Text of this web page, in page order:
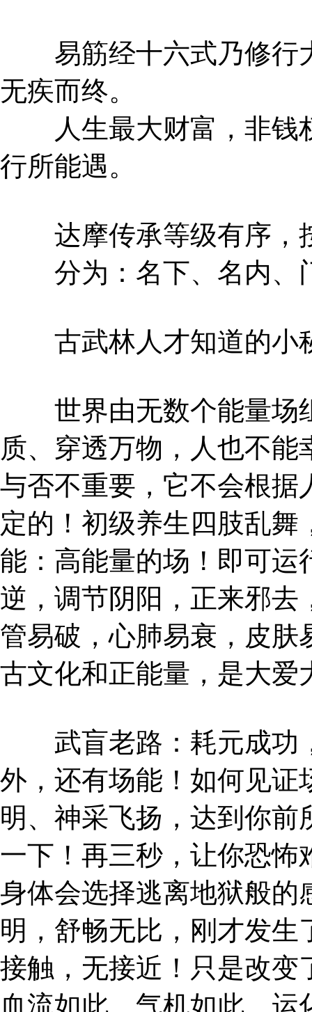
易筋经十六式乃修行
无疾而终。
人生最大财富，非钱
行所能遇。
达摩传承等级有序，
分为：名下、名内、
古武林人才知道的小
世界由无数个能量场
质、穿透万物，人也不
与否不重要，它不会根据
定的！初级养生四肢乱
能：高能量的场！即可运
逆，调节阴阳，正来邪去
管易破，心肺易衰，皮肤
古文化和正能量，是大爱
武盲老路：耗元成功
外，还有场能！如何见证
明、神采飞扬，达到你
一下！再三秒，让你恐怖
身体会选择逃离地狱般的
明，舒畅无比，刚才发
接触，无接近！只是改变
血流如此、气机如此、